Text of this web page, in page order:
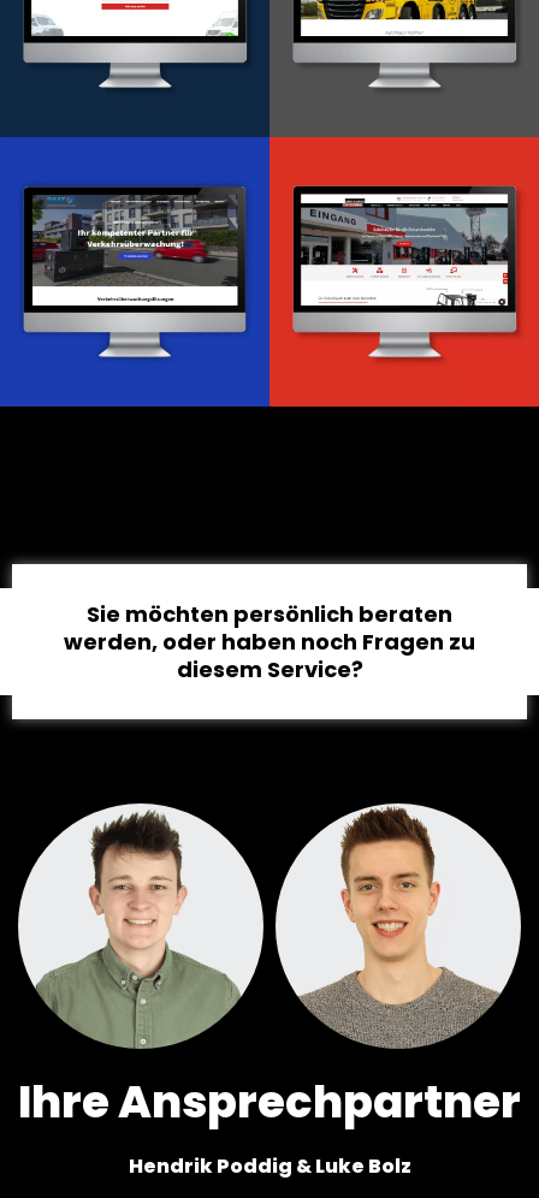
WordPress Entwicklung
Webdesign & -entwicklung
Sie möchten persönlich beraten
werden, oder haben noch Fragen zu
diesem Service?
Ihre Ansprechpartner
Hendrik Poddig & Luke Bolz